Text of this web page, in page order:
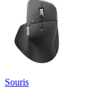
Souris